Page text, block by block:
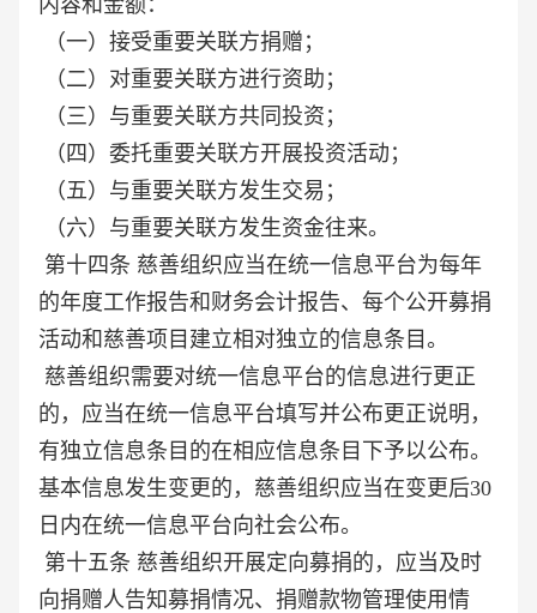
内容和金额：
（一）接受重要关联方捐赠；
（二）对重要关联方进行资助；
（三）与重要关联方共同投资；
（四）委托重要关联方开展投资活动；
（五）与重要关联方发生交易；
（六）与重要关联方发生资金往来。
第十四条 慈善组织应当在统一信息平台为每年
的年度工作报告和财务会计报告、每个公开募捐
活动和慈善项目建立相对独立的信息条目。
慈善组织需要对统一信息平台的信息进行更正
的，应当在统一信息平台填写并公布更正说明，
有独立信息条目的在相应信息条目下予以公布。
基本信息发生变更的，慈善组织应当在变更后30
日内在统一信息平台向社会公布。
第十五条 慈善组织开展定向募捐的，应当及时
向捐赠人告知募捐情况、捐赠款物管理使用情